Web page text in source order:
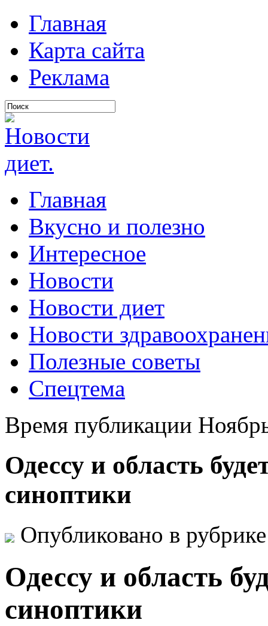
Главная
Карта сайта
Реклама
Главная
Вкусно и полезно
Интересное
Новости
Новости диет
Новости
Полезные советы
Спецтема
Время публикации
Одессу и область
синоптики
Опубликовано в
Одессу и область
синоптики